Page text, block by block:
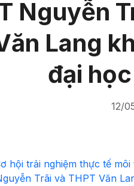
Nguyễn
Lang
đại
12/
hội trải nghiệm thực tế
Trãi và THPT Văn